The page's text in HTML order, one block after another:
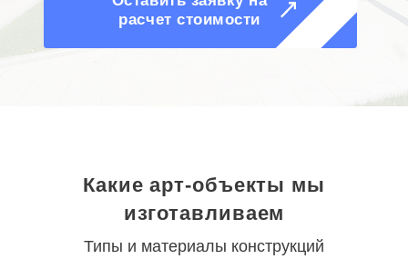
расчет стоимости
Какие арт-объекты мы
изготавливаем
Типы и материалы конструкций